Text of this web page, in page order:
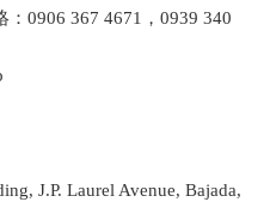
0906 367 4671，0939 340
J.P. Laurel Avenue, Bajada,